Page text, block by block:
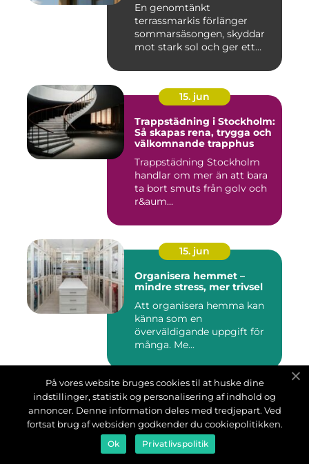
En genomtänkt
terrassmarkis förlänger
sommarsäsongen, skyddar
mot stark sol och ger ett
15. jun
Trappstädning i Stockholm:
Så skapas rena, trygga och
välkomnande trapphus
Trappstädning Stockholm
handlar om mer än att bara
ta bort smuts från golv och
r&aum...
15. jun
Organisera hemmet –
mindre stress, mer trivsel
Att organisera hemma kan
känna som en
överväldigande uppgift för
många. Me...
12. jun
Bemanning och
rekrytering som stärker
både företag och
medarbetare
På vores website bruges cookies til at huske dine
indstillinger, statistik og personalisering af indhold og
annoncer. Denne information deles med tredjepart. Ved
fortsat brug af websiden godkender du cookiepolitikken.
Ok Privatlivspolitik